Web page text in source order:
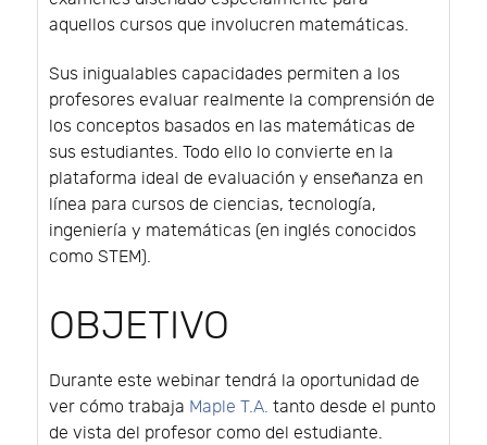
aquellos cursos que involucren matemáticas.
Sus inigualables capacidades permiten a los
profesores evaluar realmente la comprensión de
los conceptos basados en las matemáticas de
sus estudiantes. Todo ello lo convierte en la
plataforma ideal de evaluación y enseñanza en
línea para cursos de ciencias, tecnología,
ingeniería y matemáticas (en inglés conocidos
como STEM).
OBJETIVO
Durante este webinar tendrá la oportunidad de
ver cómo trabaja Maple T.A. tanto desde el punto
de vista del profesor como del estudiante.